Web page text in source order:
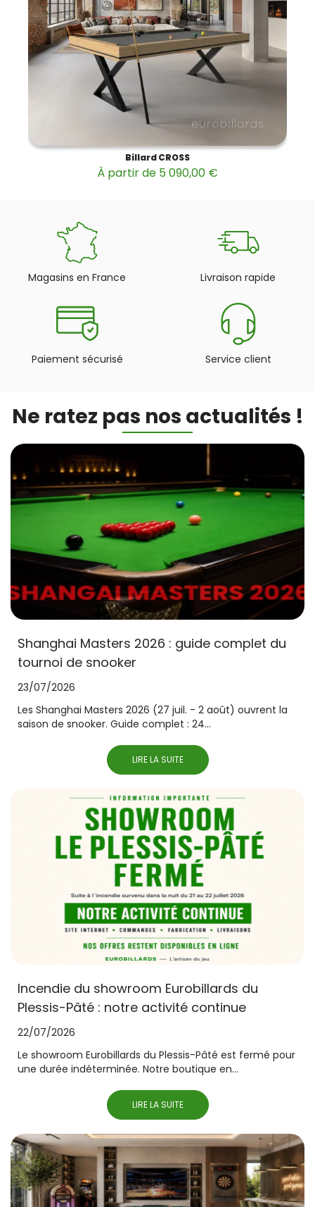
Billard CROSS
À partir de 5 090,00 €
Magasins en France Livraison rapide
Paiement sécurisé Service client
Ne ratez pas nos actualités !
Shanghai Masters 2026 : guide complet du
tournoi de snooker
23/07/2026
Les Shanghai Masters 2026 (27 juil. - 2 août) ouvrent la
saison de snooker. Guide complet : 24...
LIRE LA SUITE
Incendie du showroom Eurobillards du
Plessis-Pâté : notre activité continue
22/07/2026
Le showroom Eurobillards du Plessis-Pâté est fermé pour
une durée indéterminée. Notre boutique en...
LIRE LA SUITE